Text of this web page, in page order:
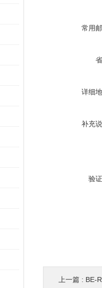
常用
详细
补充
验
上一篇 : BE-